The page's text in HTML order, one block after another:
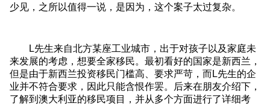
少见，之所以值得一说，是因为，这个案子太过复杂。
L先生来自北方某座工业城市，出于对孩子以及家庭未
来发展的考虑，想要全家移民。最初看好的国家是新西兰，
但是由于新西兰投资移民门槛高、要求严苛，而L先生的企
业并不符合要求，因此只能含恨作罢。后来在朋友介绍下，
了解到澳大利亚的移民项目，并从多个方面进行了详细考